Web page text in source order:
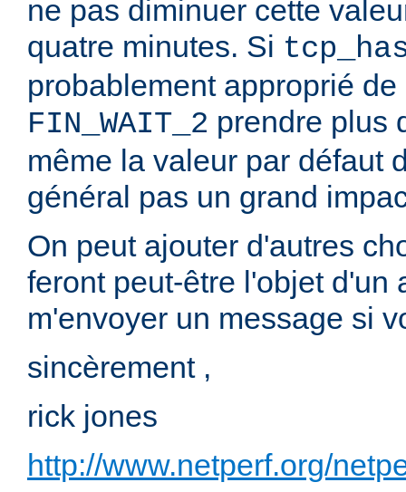
ne pas diminuer cette
quatre minutes. Si
probablement approprié
FIN_WAIT_2 prendre plus
même la valeur par défaut
général pas un grand
On peut ajouter d'autres
feront peut-être l'objet d'un
m'envoyer un message si
sincèrement ,
rick jones
http://www.netperf.org/